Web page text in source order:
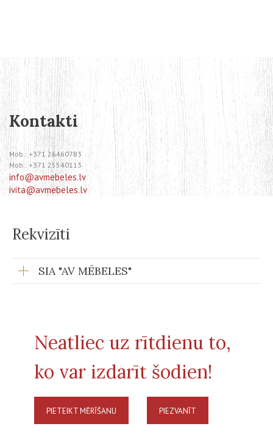
Kontakti
Mob.: +371 26460783
Mob.: +371 25540113
info@avmebeles.lv
ivita@avmebeles.lv
Rekvizīti
SIA "AV MĒBELES"
Neatliec uz rītdienu to,
ko var izdarīt šodien!
PIETEIKT MĒRĪŠANU PIEZVANĪT